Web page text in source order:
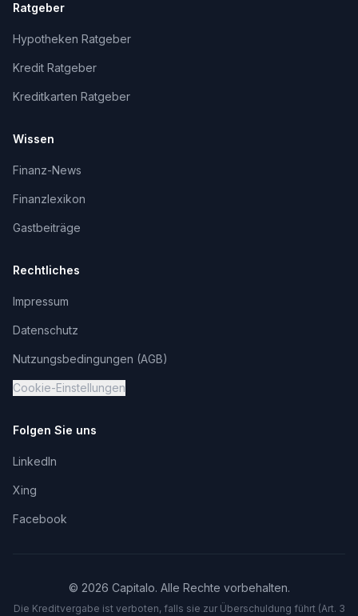
Ratgeber
Hypotheken Ratgeber
Kredit Ratgeber
Kreditkarten Ratgeber
Wissen
Finanz-News
Finanzlexikon
Gastbeiträge
Rechtliches
Impressum
Datenschutz
Nutzungsbedingungen (AGB)
Cookie-Einstellungen
Folgen Sie uns
LinkedIn
Xing
Facebook
© 2026 Capitalo. Alle Rechte vorbehalten.
Die Kreditvergabe ist verboten, falls sie zur Überschuldung führt (Art. 3